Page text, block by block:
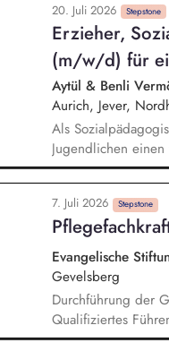
20. Juli 2026 Stepstone
Erzieher,
(m/w/d) für
Aytül & Benli
Aurich, Jever,
Als
Jugendlichen
begleiten die
Kompetenz,
Ganzheitliche
Förderung
Normen,
sozialer
und Entwicklung
7. Juli 2026 Stepstone
Evangelische
Gevelsberg
Durchführung der
Qualifiziertes
Pflegequalität